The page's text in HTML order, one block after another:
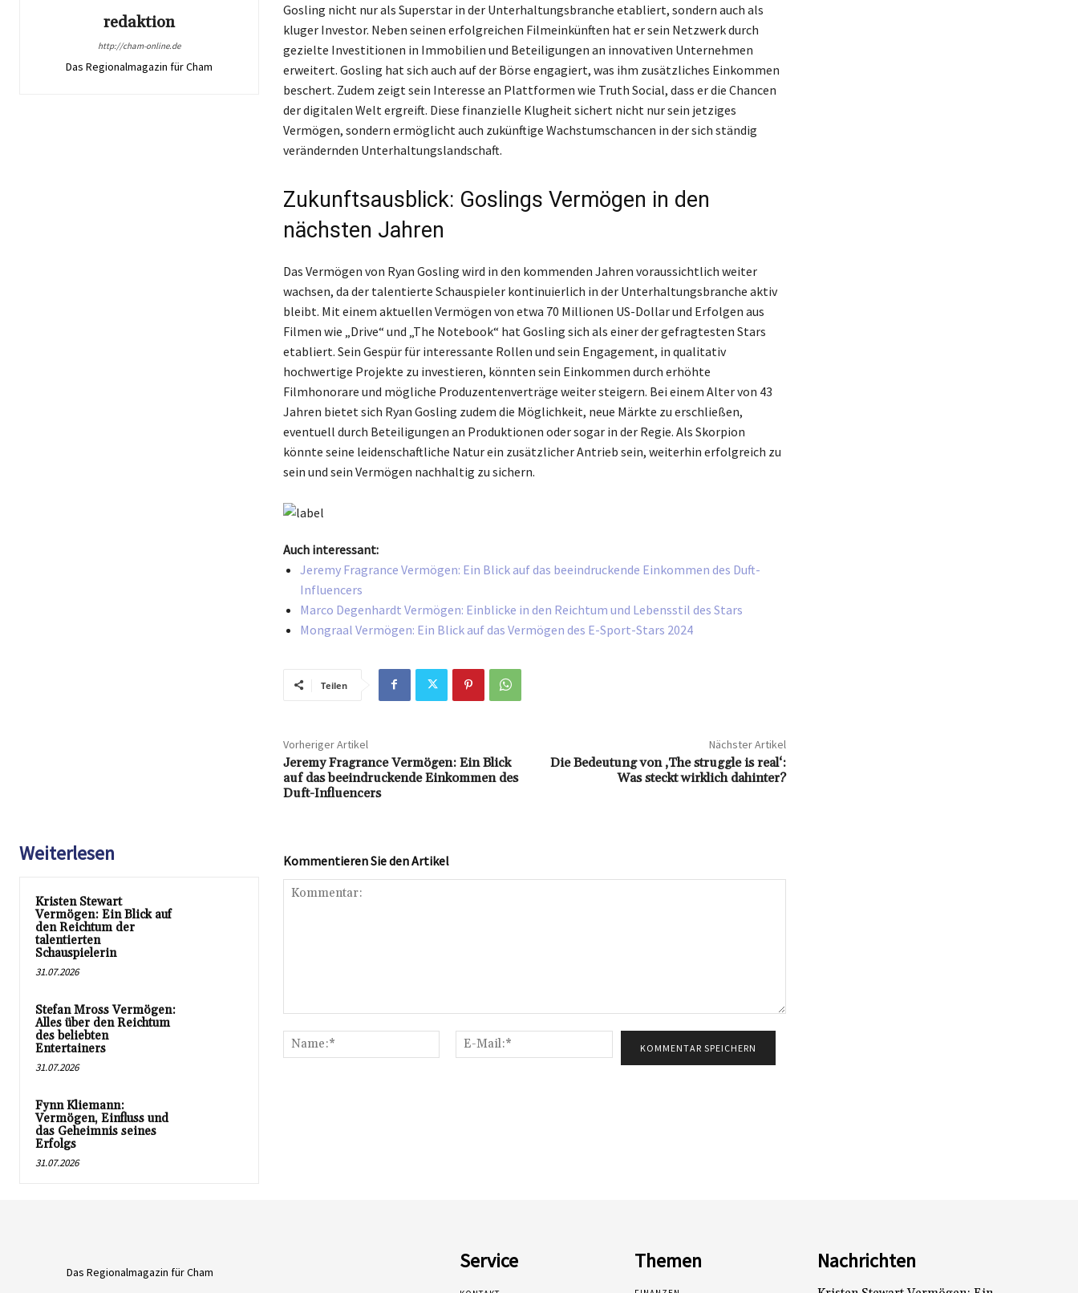
redaktion
http://cham-online.de
Das Regionalmagazin für Cham
Gosling nicht nur als Superstar in der Unterhaltungsbranche etabliert, sondern auch als
kluger Investor. Neben seinen erfolgreichen Filmeinkünften hat er sein Netzwerk durch
gezielte Investitionen in Immobilien und Beteiligungen an innovativen Unternehmen
erweitert. Gosling hat sich auch auf der Börse engagiert, was ihm zusätzliches Einkommen
beschert. Zudem zeigt sein Interesse an Plattformen wie Truth Social, dass er die Chancen
der digitalen Welt ergreift. Diese finanzielle Klugheit sichert nicht nur sein jetziges
Vermögen, sondern ermöglicht auch zukünftige Wachstumschancen in der sich ständig
verändernden Unterhaltungslandschaft.
Zukunftsausblick: Goslings Vermögen in den
nächsten Jahren
Das Vermögen von Ryan Gosling wird in den kommenden Jahren voraussichtlich weiter
wachsen, da der talentierte Schauspieler kontinuierlich in der Unterhaltungsbranche aktiv
bleibt. Mit einem aktuellen Vermögen von etwa 70 Millionen US-Dollar und Erfolgen aus
Filmen wie „Drive“ und „The Notebook“ hat Gosling sich als einer der gefragtesten Stars
etabliert. Sein Gespür für interessante Rollen und sein Engagement, in qualitativ
hochwertige Projekte zu investieren, könnten sein Einkommen durch erhöhte
Filmhonorare und mögliche Produzentenverträge weiter steigern. Bei einem Alter von 43
Jahren bietet sich Ryan Gosling zudem die Möglichkeit, neue Märkte zu erschließen,
eventuell durch Beteiligungen an Produktionen oder sogar in der Regie. Als Skorpion
könnte seine leidenschaftliche Natur ein zusätzlicher Antrieb sein, weiterhin erfolgreich zu
sein und sein Vermögen nachhaltig zu sichern.
Auch interessant:
Jeremy Fragrance Vermögen: Ein Blick auf das beeindruckende Einkommen des Duft-
Influencers
Marco Degenhardt Vermögen: Einblicke in den Reichtum und Lebensstil des Stars
Mongraal Vermögen: Ein Blick auf das Vermögen des E-Sport-Stars 2024
Teilen
Vorheriger Artikel
Jeremy Fragrance Vermögen: Ein Blick
auf das beeindruckende Einkommen des
Duft-Influencers
Nächster Artikel
Die Bedeutung von ‚The struggle is real‘:
Was steckt wirklich dahinter?
Weiterlesen
Kristen Stewart
Vermögen: Ein Blick auf
den Reichtum der
talentierten
Schauspielerin
31.07.2026
Stefan Mross Vermögen:
Alles über den Reichtum
des beliebten
Entertainers
31.07.2026
Fynn Kliemann:
Vermögen, Einfluss und
das Geheimnis seines
Erfolgs
31.07.2026
Kommentieren Sie den Artikel
Name:*
Mail:*
Das Regionalmagazin für Cham Service Themen Nachrichten